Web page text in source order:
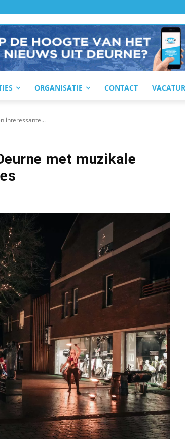
ORGANISATIE CONTACT
interessante...
met muzikale